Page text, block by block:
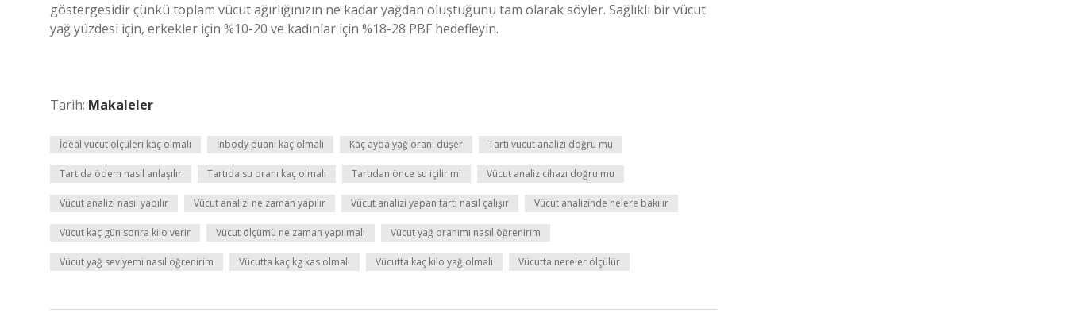
göstergesidir çünkü toplam vücut ağırlığınızın ne kadar yağdan oluştuğunu tam olarak söyler. Sağlıklı bir vücut
yağ yüzdesi için, erkekler için %10-20 ve kadınlar için %18-28 PBF hedefleyin.
Tarih: Makaleler
İdeal vücut ölçüleri kaç olmalı İnbody puanı kaç olmalı Kaç ayda yağ oranı düşer Tartı vücut analizi doğru mu
Tartıda ödem nasıl anlaşılır Tartıda su oranı kaç olmalı Tartıdan önce su içilir mi Vücut analiz cihazı doğru mu
Vücut analizi nasıl yapılır Vücut analizi ne zaman yapılır Vücut analizi yapan tartı nasıl çalışır Vücut analizinde nelere bakılır
Vücut kaç gün sonra kilo verir Vücut ölçümü ne zaman yapılmalı Vücut yağ oranımı nasıl öğrenirim
Vücut yağ seviyemi nasıl öğrenirim Vücutta kaç kg kas olmalı Vücutta kaç kilo yağ olmalı Vücutta nereler ölçülür